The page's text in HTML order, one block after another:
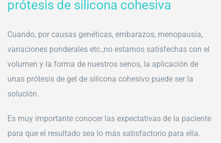
prótesis de silicona cohesiva
Cuando, por causas genéticas, embarazos, menopausia,
variaciones ponderales etc.,no estamos satisfechas con el
volumen y la forma de nuestros senos, la aplicación de
unas prótesis de gel de silicona cohesivo puede ser la
solución.
Es muy importante conocer las expectativas de la paciente
para que el resultado sea lo más satisfactorio para ella.